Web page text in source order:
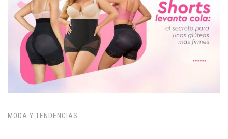
MODA Y TENDENCIAS